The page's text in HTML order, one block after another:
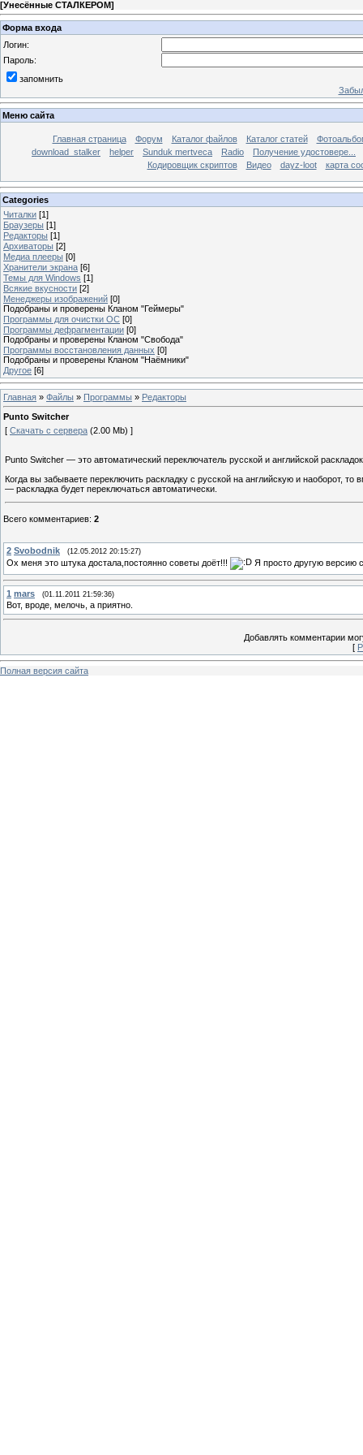
[Унесённые СТАЛКЕРОМ]
Форма входа
Логин:
Пароль:
запомнить
Меню сайта
Главная страница Форум Каталог файлов Каталог статей
download_stalker
helper Sunduk mertveca Radio
Получение удостовере...
Кодировщик скриптов
Видео dayz-loot карта
Categories
Читалки [1]
Браузеры [1]
Редакторы [1]
Архиваторы [2]
Медиа плееры [0]
Хранители экрана [6]
Темы для Windows [1]
Всякие вкусности [2]
Менеджеры изображений [0]
Подобраны и проверены Кланом "Геймеры"
Программы для очистки ОС [0]
Программы дефрагментации [0]
Подобраны и проверены Кланом "Свобода"
Программы восстановления данных [0]
Подобраны и проверены Кланом "Наёмники"
Другое [6]
Главная » Файлы » Программы » Редакторы
Punto Switcher
[ Скачать с сервера (2.00 Mb) ]
Punto Switcher — это автоматический переключатель русской и английской
Когда вы забываете переключить раскладку с русской на английскую и наоборот,
— раскладка будет переключаться автоматически.
Всего комментариев: 2
2 Svobodnik (12.05.2012 20:15:27)
Ох меня это штука достала,постоянно советы доёт!!! Я просто другую версию
1 mars (01.11.2011 21:59:36)
Вот, вроде, мелочь, а приятно.
Добавлять комментарии
[
Полная версия сайта